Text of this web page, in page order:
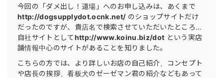
今回の「ダメ出し！道場」へのお申し込みは、あくまで
http://dogsupplydot.ocnk.net/のショップサイトだけ
だったのですが、貴店名で検索させていただいたところ…
自社サイトとしてhttp://www.koinu.biz/dot という実店
舗情報中心のサイトがあることを知りました。
こちらの方では、より詳しいお店の自己紹介、コンセプト
や店長の挨拶、看板犬のゼーゼマン君の紹介などもあって